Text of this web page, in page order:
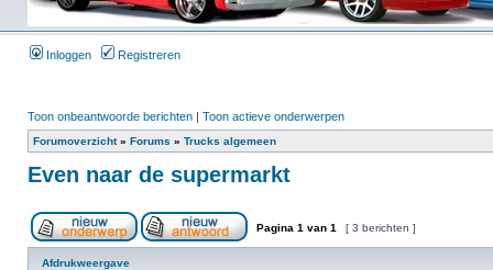
Inloggen Registreren
Toon onbeantwoorde berichten | Toon actieve onderwerpen
Forumoverzicht» Forums » Trucks algemeen
Even naar de supermarkt
Pagina 1 van 1 [ 3 berichten ]
Afdrukweergave